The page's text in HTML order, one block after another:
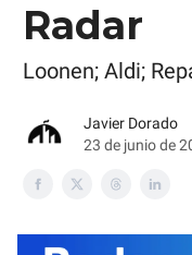
Radar
Loonen; Aldi;
Javier Dorado
23 de junio de